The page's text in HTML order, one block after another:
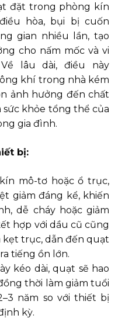
đặt trong phòng kín
hòa, bụi bị cuốn
gian nhiều lần, tạo
cho nấm mốc và vi
lâu dài, điều này
khí trong nhà kém
ảnh hưởng đến chất
sức khỏe tổng thể của
gia đình.
bị:
mô-tơ hoặc ổ trục,
giảm đáng kể, khiến
dễ cháy hoặc giảm
hợp với dầu cũ cũng
kẹt trục, dẫn đến quạt
tiếng ồn lớn.
kéo dài, quạt sẽ hao
thời làm giảm tuổi
năm so với thiết bị
kỳ.